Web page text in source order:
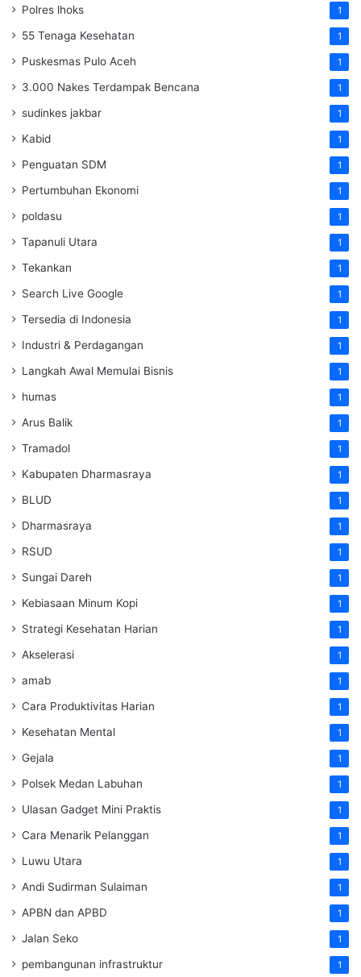
Polres lhoks 1
55 Tenaga Kesehatan 1
Puskesmas Pulo Aceh 1
3.000 Nakes Terdampak Bencana 1
sudinkes jakbar 1
Kabid 1
Penguatan SDM ‎ 1
Pertumbuhan Ekonomi 1
poldasu 1
Tapanuli Utara 1
Tekankan 1
Search Live Google 1
Tersedia di Indonesia 1
Industri & Perdagangan 1
Langkah Awal Memulai Bisnis 1
humas 1
Arus Balik 1
Tramadol 1
Kabupaten Dharmasraya 1
BLUD 1
Dharmasraya 1
RSUD 1
Sungai Dareh 1
Kebiasaan Minum Kopi 1
Strategi Kesehatan Harian 1
Akselerasi 1
amab 1
Cara Produktivitas Harian 1
Kesehatan Mental 1
Gejala 1
Polsek Medan Labuhan 1
Ulasan Gadget Mini Praktis 1
Cara Menarik Pelanggan 1
Luwu Utara 1
Andi Sudirman Sulaiman 1
APBN dan APBD 1
Jalan Seko 1
pembangunan infrastruktur 1